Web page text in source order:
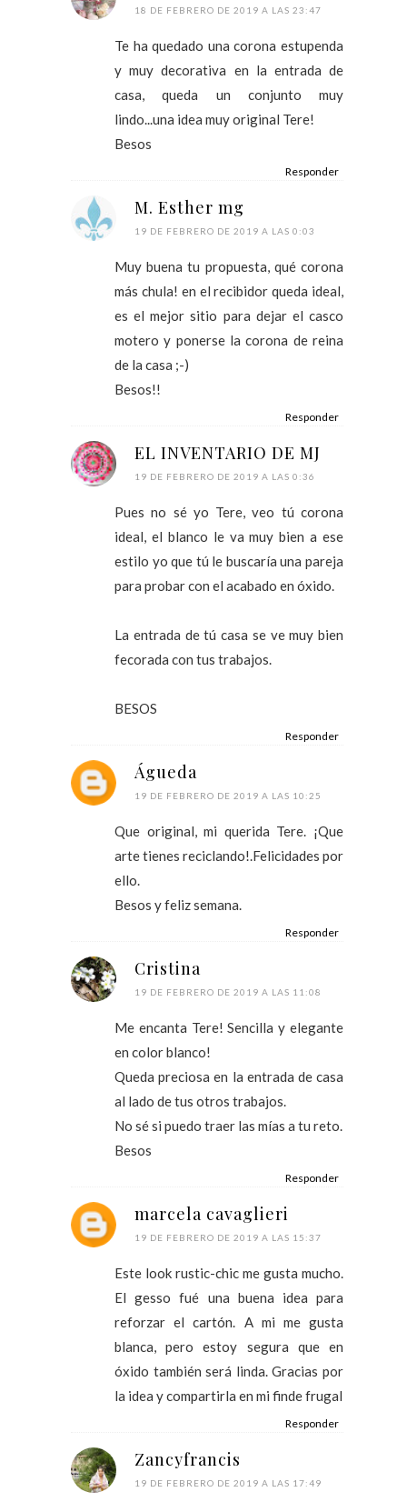
18 DE FEBRERO DE 2019 A LAS 23:47
Te ha quedado una corona estupenda
y muy decorativa en la entrada de
casa, queda un conjunto muy
lindo...una idea muy original Tere!
Besos
Responder
M. Esther mg
19 DE FEBRERO DE 2019 A LAS 0:03
Muy buena tu propuesta, qué corona
más chula! en el recibidor queda ideal,
es el mejor sitio para dejar el casco
motero y ponerse la corona de reina
de la casa ;-)
Besos!!
Responder
EL INVENTARIO DE MJ
19 DE FEBRERO DE 2019 A LAS 0:36
Pues no sé yo Tere, veo tú corona
ideal, el blanco le va muy bien a ese
estilo yo que tú le buscaría una pareja
para probar con el acabado en óxido.
La entrada de tú casa se ve muy bien
fecorada con tus trabajos.
BESOS
Responder
Águeda
19 DE FEBRERO DE 2019 A LAS 10:25
Que original, mi querida Tere. ¡Que
arte tienes reciclando!.Felicidades por
ello.
Besos y feliz semana.
Responder
Cristina
19 DE FEBRERO DE 2019 A LAS 11:08
Me encanta Tere! Sencilla y elegante
en color blanco!
Queda preciosa en la entrada de casa
al lado de tus otros trabajos.
No sé si puedo traer las mías a tu reto.
Besos
Responder
marcela cavaglieri
19 DE FEBRERO DE 2019 A LAS 15:37
Este look rustic-chic me gusta mucho.
El gesso fué una buena idea para
reforzar el cartón. A mi me gusta
blanca, pero estoy segura que en
óxido también será linda. Gracias por
la idea y compartirla en mi finde frugal
Responder
Zancyfrancis
19 DE FEBRERO DE 2019 A LAS 17:49